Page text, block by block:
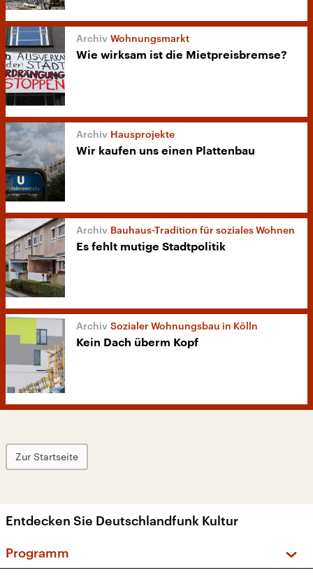
Wohnungsmarkt
Wie wirksam ist die Mietpreisbremse?
Hausprojekte
Wir kaufen uns einen Plattenbau
Bauhaus-Tradition für soziales Wohnen
Es fehlt mutige Stadtpolitik
Sozialer Wohnungsbau in Kölln
Kein Dach überm Kopf
Zur Startseite
Entdecken Sie Deutschlandfunk Kultur
Programm